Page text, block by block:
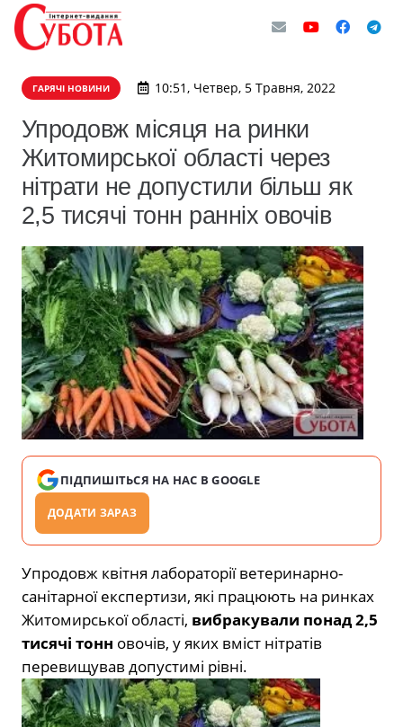
ГАРЯЧІ НОВИНИ 10:51, Четвер, 5 Травня, 2022
Упродовж місяця на ринки
Житомирської області через
нітрати не допустили більш як
2,5 тисячі тонн ранніх овочів
ПІДПИШІТЬСЯ НА НАС В GOOGLE
ДОДАТИ ЗАРАЗ
Упродовж квітня лабораторії ветеринарно-
санітарної експертизи, які працюють на ринках
Житомирської області, вибракували понад 2,5
тисячі тонн овочів, у яких вміст нітратів
перевищував допустимі рівні.